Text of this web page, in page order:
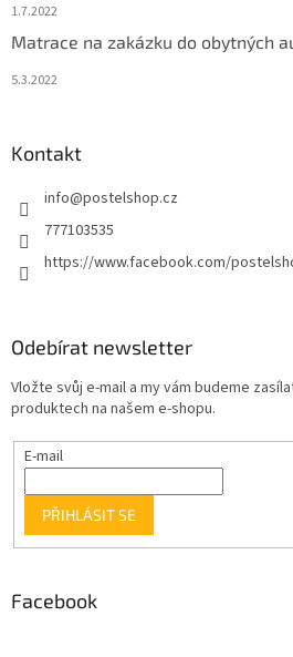
1.7.2022
Matrace na zakázku do obytných
5.3.2022
Kontakt
info@postelshop.cz
777103535
https://www.facebook.com/
Odebírat newsletter
Vložte svůj e-mail a my vám budeme
produktech na našem e-shopu.
E-mail
PŘIHLÁSIT SE
Facebook